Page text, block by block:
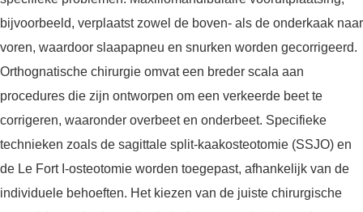
bijvoorbeeld, verplaatst zowel de boven- als de onderkaak naar
voren, waardoor slaapapneu en snurken worden gecorrigeerd.
Orthognatische chirurgie omvat een breder scala aan
procedures die zijn ontworpen om een verkeerde beet te
corrigeren, waaronder overbeet en onderbeet. Specifieke
technieken zoals de sagittale split-kaakosteotomie (SSJO) en
de Le Fort I-osteotomie worden toegepast, afhankelijk van de
individuele behoeften. Het kiezen van de juiste chirurgische